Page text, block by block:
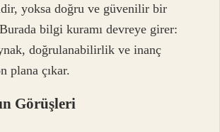
yoksa doğru ve güvenilir bir
bilgi kuramı devreye girer:
doğrulanabilirlik ve inanç
plana çıkar.
Görüşleri